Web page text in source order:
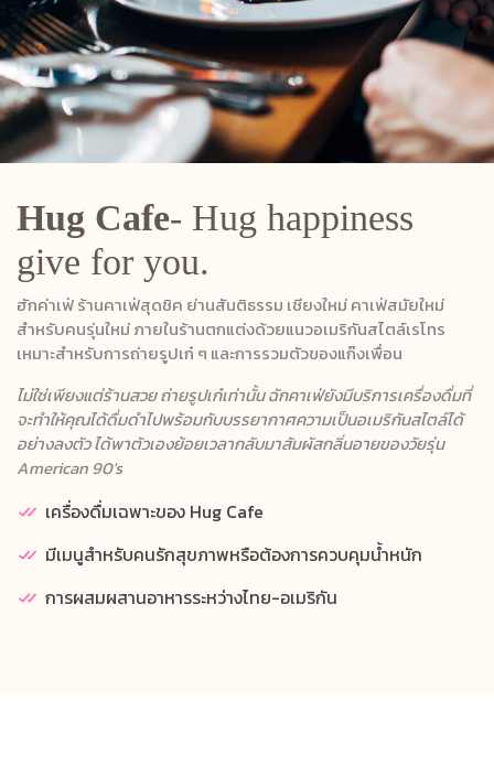
Hug Cafe- Hug happiness
give for you.
ฮักค่าเฟ่ ร้านคาเฟ่สุดชิค ย่านสันติธรรม เชียงใหม่ คาเฟ่สมัยใหม่
สำหรับคนรุ่นใหม่ ภายในร้านตกแต่งด้วยแนวอเมริกันสไตล์เรโทร
เหมาะสำหรับการถ่ายรูปเก๋ ๆ และการรวมตัวของแก๊งเพื่อน
ไม่ใช่เพียงแต่ร้านสวย ถ่ายรูปเก๋เท่านั้น ฉักคาเฟ่ยังมีบริการเครื่องดื่มที่
จะทำให้คุณได้ดื่มดำไปพร้อมกับบรรยากาศความเป็นอเมริกันสไตล์ได้
อย่างลงตัว ได้พาตัวเองย้อยเวลากลับมาสัมผัสกลิ่นอายของวัยรุ่น
American 90's
เครื่องดื่มเฉพาะของ Hug Cafe
มีเมนูสำหรับคนรักสุขภาพหรือต้องการควบคุมน้ำหนัก
การผสมผสานอาหารระหว่างไทย-อเมริกัน